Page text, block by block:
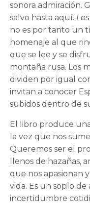
sonora admiración.
salvo hasta aquí.
no es por tanto un
homenaje al que
que se lee y se
montaña rusa. Los
dividen por igual
invitan a conocer
subidos dentro de
El libro produce
la vez que nos
Queremos ser el
llenos de hazañas,
que nos apasionan
vida. Es un soplo
incertidumbre